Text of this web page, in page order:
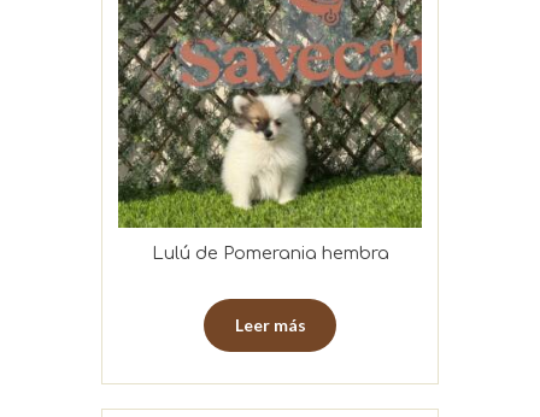
Lulú de Pomerania hembra
Leer más